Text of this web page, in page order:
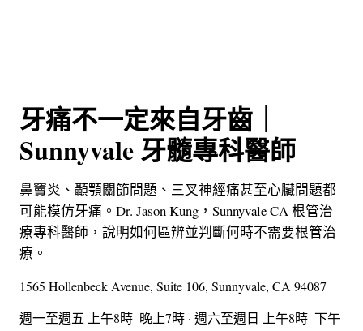
牙痛不一定來自牙齒｜
Sunnyvale 牙髓專科醫師
鼻竇炎、顳顎關節問題、三叉神經痛甚至心臟問題都
可能模仿牙痛。Dr. Jason Kung，Sunnyvale CA 根管治
療專科醫師，說明如何區辨並判斷何時不需要根管治
療。
1565 Hollenbeck Avenue, Suite 106, Sunnyvale, CA 94087
週一至週五 上午8時–晚上7時 · 週六至週日 上午8時–下午